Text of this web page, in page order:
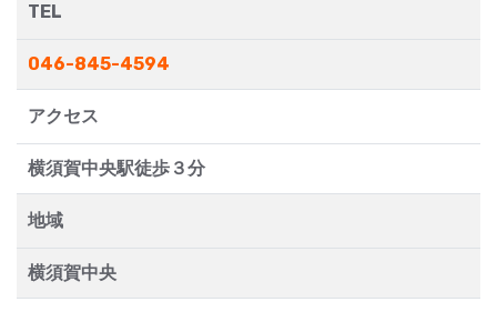
TEL
046-845-4594
アクセス
横須賀中央駅徒歩３分
地域
横須賀中央